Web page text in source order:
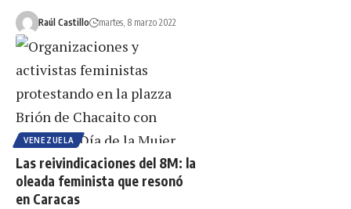
Raúl Castillo martes, 8 marzo 2022
VENEZUELA
Las reivindicaciones del 8M: la
oleada feminista que resonó
en Caracas